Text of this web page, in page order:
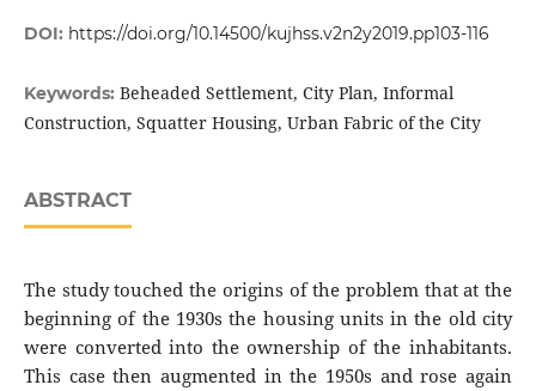
DOI: https://doi.org/10.14500/kujhss.v2n2y2019.pp103-116
Keywords: Beheaded Settlement, City Plan, Informal
Construction, Squatter Housing, Urban Fabric of the City
ABSTRACT
The study touched the origins of the problem that at the
beginning of the 1930s the housing units in the old city
were converted into the ownership of the inhabitants.
This case then augmented in the 1950s and rose again